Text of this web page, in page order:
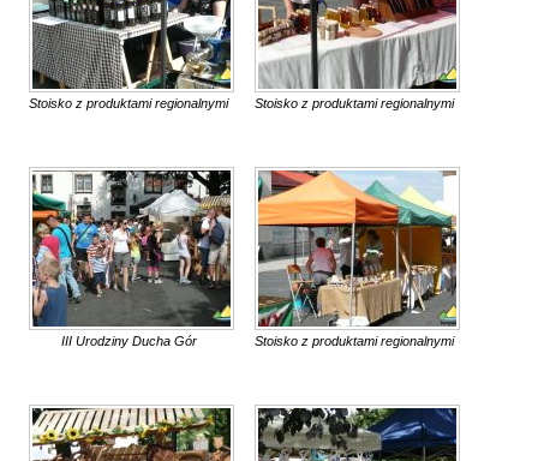
Stoisko z produktami regionalnymi Stoisko z produktami regionalnymi
III Urodziny Ducha Gór Stoisko z produktami regionalnymi